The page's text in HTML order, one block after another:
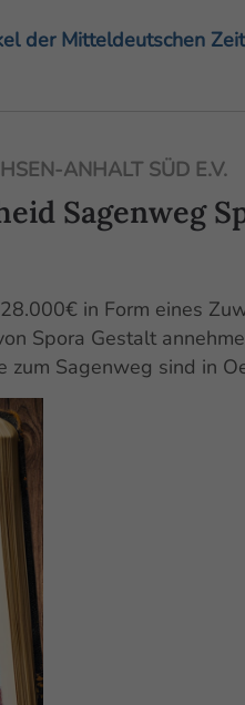
der Mitteldeutschen
ANHALT SÜD E.V.
Sagenweg
in Form eines
Spora Gestalt
zum Sagenweg sind in